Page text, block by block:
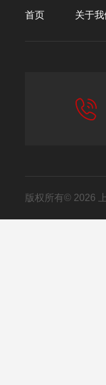
首页 关于我
版权所有© 2026